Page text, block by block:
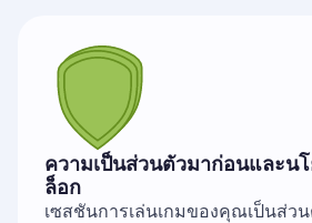
ความเป็นส่วนตัวมาก่อนและน
ล็อก
เซสชันการเล่นเกมของคุณเป็นส่ว